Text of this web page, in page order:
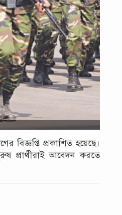
বিজ্ঞপ্তি প্রকাশিত হয়েছে।
প্রার্থীরাই আবেদন করতে